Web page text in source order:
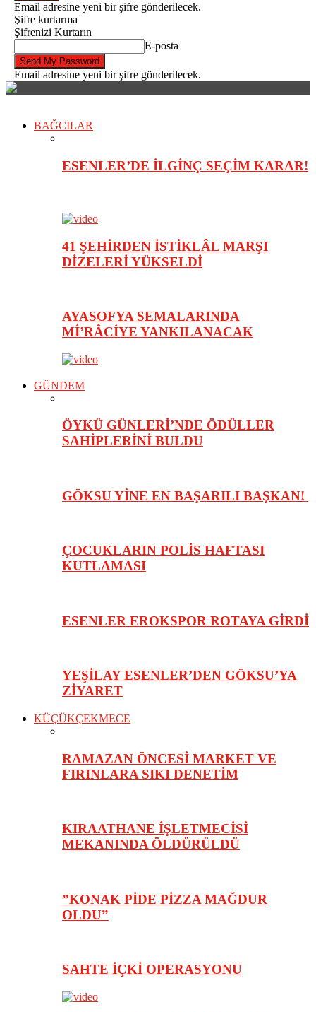
Email adresine yeni bir şifre gönderilecek.
Şifre kurtarma
Şifrenizi Kurtarın
E-posta
Email adresine yeni bir şifre gönderilecek.
BAĞCILAR
ESENLER’DE İLGİNÇ SEÇİM KARAR!
41 ŞEHİRDEN İSTİKLÂL MARŞI
DİZELERİ YÜKSELDİ
AYASOFYA SEMALARINDA
Mİ’RÂCİYE YANKILANACAK
GÜNDEM
ÖYKÜ GÜNLERİ’NDE ÖDÜLLER
SAHİPLERİNİ BULDU
GÖKSU YİNE EN BAŞARILI BAŞKAN!
ÇOCUKLARIN POLİS HAFTASI
KUTLAMASI
ESENLER EROKSPOR ROTAYA GİRDİ
YEŞİLAY ESENLER’DEN GÖKSU’YA
ZİYARET
KÜÇÜKÇEKMECE
RAMAZAN ÖNCESİ MARKET VE
FIRINLARA SIKI DENETİM
KIRAATHANE İŞLETMECİSİ
MEKANINDA ÖLDÜRÜLDÜ
”KONAK PİDE PİZZA MAĞDUR
OLDU”
SAHTE İÇKİ OPERASYONU